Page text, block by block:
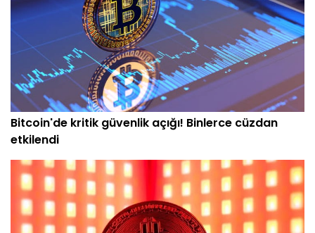
Bitcoin'de kritik güvenlik açığı! Binlerce cüzdan
etkilendi